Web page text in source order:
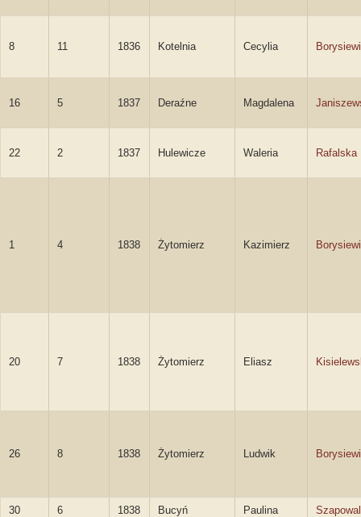
8 11 1836 Kotelnia Cecylia
16 5 1837 Deraźne Magdalena
22 2 1837 Hulewicze Waleria Rafalska
1 4 1838 Żytomierz Kazimierz
20 7 1838 Żytomierz Eliasz
26 8 1838 Żytomierz Ludwik
30 6 1838 Bucyń Paulina